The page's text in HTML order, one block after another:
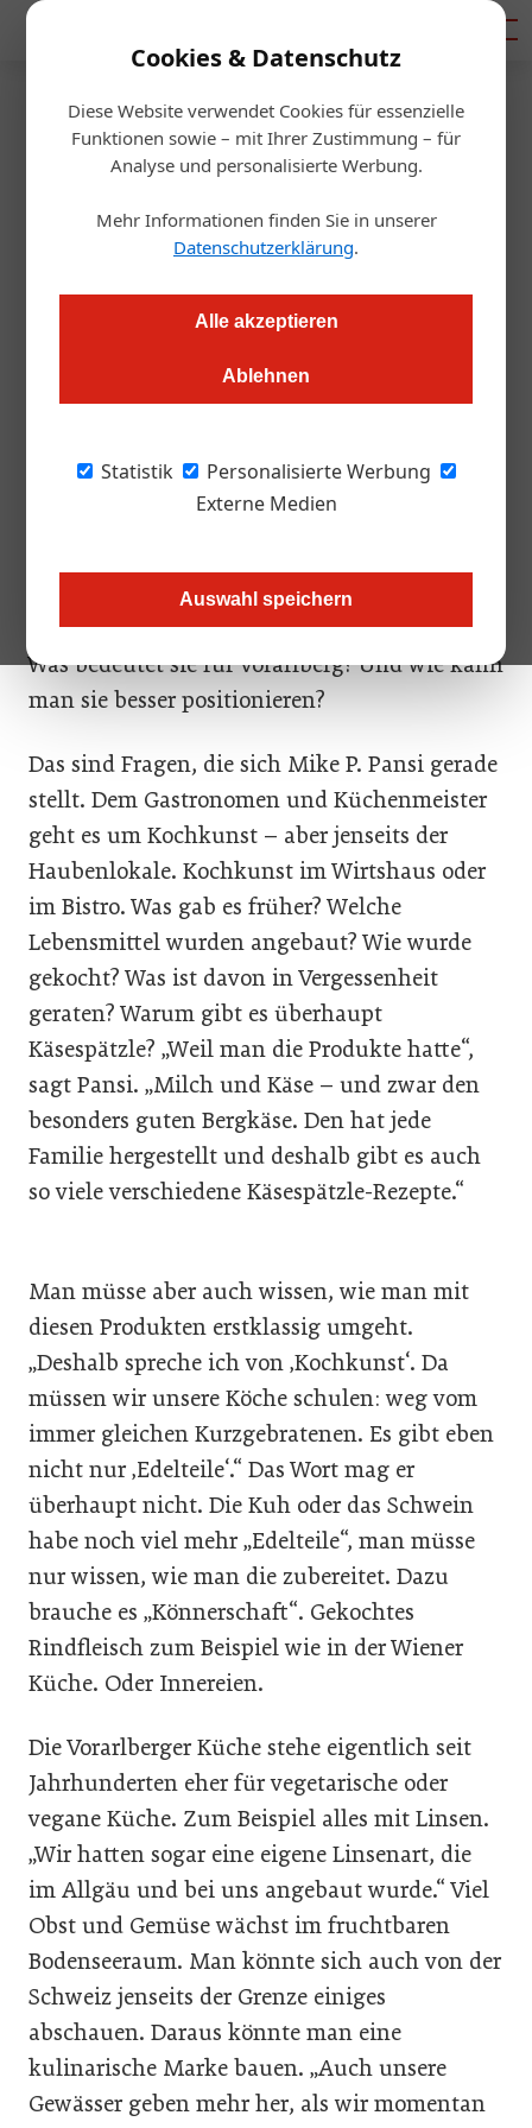
Cookies & Datenschutz
Diese Website verwendet Cookies für essenzielle
Funktionen sowie – mit Ihrer Zustimmung – für
Analyse und personalisierte Werbung.
Mehr Informationen finden Sie in unserer
Datenschutzerklärung.
Alle akzeptieren
Ablehnen
Statistik
Personalisierte Werbung
Externe Medien
Auswahl speichern
Startseite/Gastro & Hotel
Positionierung
Eine kulinarische Marke ­
Vorarlberg
Mike P. Pansi, Fachgruppenobmann Gastronomie,
und „sanfter Veredler“ Vorarlberger Produkte, möchte der
Vorarlberger Küche neue Impulse verleihen – und schaut ­
Wie kann man Kulinarik anders erlebbar
machen? Was bedeutet Kulinarik eigentlich?
Was bedeutet sie für Vorarlberg? Und wie kann
man sie besser positionieren?
Das sind Fragen, die sich Mike P. Pansi gerade
stellt. Dem Gastronomen und Küchenmeister
geht es um Kochkunst – aber jenseits der
Haubenlokale. Kochkunst im Wirtshaus oder
im Bistro. Was gab es früher? Welche
Lebensmittel wurden angebaut? Wie wurde
gekocht? Was ist davon in Vergessenheit
geraten? Warum gibt es überhaupt
Käsespätzle? „Weil man die Produkte hatte“,
sagt Pansi. „Milch und Käse – und zwar den
besonders guten Bergkäse. Den hat jede
Familie hergestellt und deshalb gibt es auch
so viele verschiedene Käsespätzle-Rezepte.“
Man müsse aber auch wissen, wie man mit
diesen Produkten erstklassig umgeht.
„Deshalb spreche ich von ‚Kochkunst‘. Da
müssen wir unsere Köche schulen: weg vom
immer gleichen Kurzgebratenen. Es gibt eben
nicht nur ‚Edelteile‘.“ Das Wort mag er
überhaupt nicht. Die Kuh oder das Schwein
habe noch viel mehr „Edelteile“, man müsse
nur wissen, wie man die zubereitet. Dazu
brauche es „Könnerschaft“. Gekochtes
Rindfleisch zum Beispiel wie in der Wiener
Küche. Oder Innereien.
Die Vorarlberger Küche stehe eigentlich seit
Jahrhunderten eher für vegetarische oder
vegane Küche. Zum Beispiel alles mit Linsen.
„Wir hatten sogar eine eigene Linsenart, die
im Allgäu und bei uns angebaut wurde.“ Viel
Obst und Gemüse wächst im fruchtbaren
Bodenseeraum. Man könnte sich auch von der
Schweiz jenseits der Grenze einiges
abschauen. Daraus könnte man eine
kulinarische Marke bauen. „Auch unsere
Gewässer geben mehr her, als wir momentan